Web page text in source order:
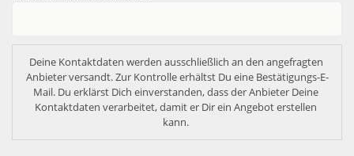
Deine Kontaktdaten werden ausschließlich an den angefragten
Anbieter versandt. Zur Kontrolle erhältst Du eine Bestätigungs-E-
Mail. Du erklärst Dich einverstanden, dass der Anbieter Deine
Kontaktdaten verarbeitet, damit er Dir ein Angebot erstellen
kann.